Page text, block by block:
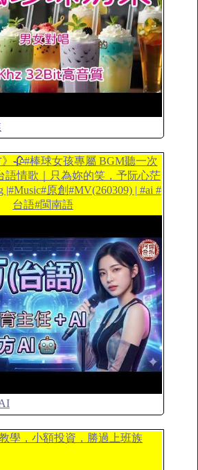
🥀#棒球女孩專屬 BGM聽一次
語情歌｜只為妳的笑，予阮心茫
|#Music#原創#MV(260309) | #ai #
台語#閩南語
學，小額投資，勝過上班族